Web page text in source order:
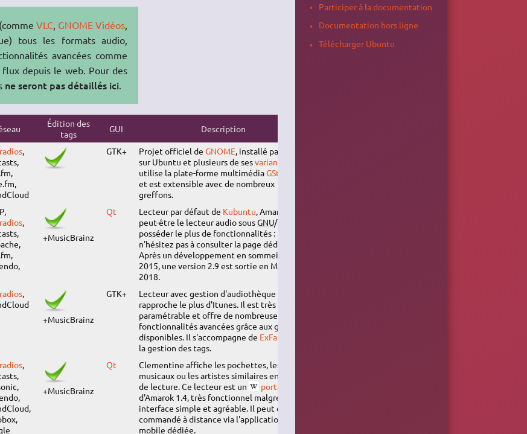
VLC, GNOME Vidéos,
tous les formats audio,
avancées comme
depuis le web. Pour des
ne seront pas détaillés ici.
Édition des
tags
GUI Description
,
GTK+ Projet officiel de GNOME, installé par défaut
sur Ubuntu et plusieurs de sesvariantes
utilise la plate-forme multimédiaGStreamer
et est extensible avec de nombreux
greffons.
,
+MusicBrainz
Qt Lecteur par défaut de Kubuntu, Amarok est
peut-être le lecteur audio sousGNU/Linux à
posséder le plus de fonctionnalités :
n'hésitez pas à consulter la page dédiée.
Après un développement en sommeil depuis
2015, une version 2.9 est sortie en Mars
2018.
,
+MusicBrainz
GTK+
Lecteur avec gestion d'audiothèque qui se
rapproche le plus d'Itunes. Il est très
paramétrable et offre de nombreuses
fonctionnalités avancées grâce aux greffons
disponibles. Il s'accompagne de ExFalso
la gestion des tags.
,
+MusicBrainz
Qt
Clementine affiche les pochettes, les genres
musicaux ou les artistes similaires en cours
de lecture. Ce lecteur est un
portage
d'Amarok 1.4, très fonctionnel malgré une
interface simple et agréable. Il peut être
commandé à distance via l'application
mobile dédiée.
Participer à la documentation
Documentation hors ligne
Télécharger Ubuntu